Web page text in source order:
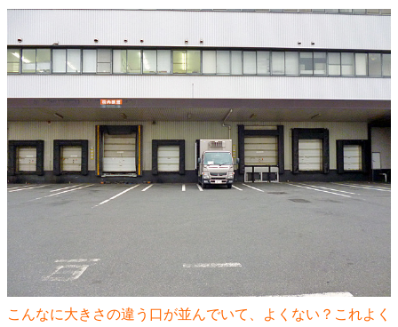
こんなに大きさの違う口が並んでいて、よくない？これよく